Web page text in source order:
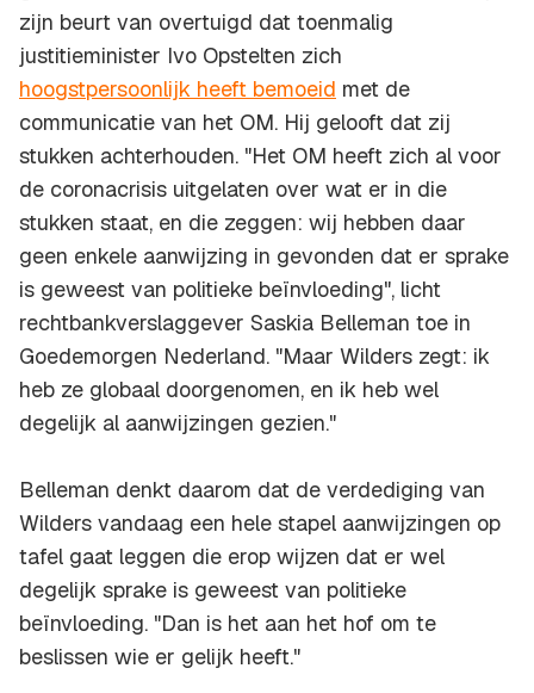
zijn beurt van overtuigd dat toenmalig
justitieminister Ivo Opstelten zich
hoogstpersoonlijk heeft bemoeid met de
communicatie van het OM. Hij gelooft dat zij
stukken achterhouden. "Het OM heeft zich al voor
de coronacrisis uitgelaten over wat er in die
stukken staat, en die zeggen: wij hebben daar
geen enkele aanwijzing in gevonden dat er sprake
is geweest van politieke beïnvloeding", licht
rechtbankverslaggever Saskia Belleman toe in
Goedemorgen Nederland. "Maar Wilders zegt: ik
heb ze globaal doorgenomen, en ik heb wel
degelijk al aanwijzingen gezien."
Belleman denkt daarom dat de verdediging van
Wilders vandaag een hele stapel aanwijzingen op
tafel gaat leggen die erop wijzen dat er wel
degelijk sprake is geweest van politieke
beïnvloeding. "Dan is het aan het hof om te
beslissen wie er gelijk heeft."